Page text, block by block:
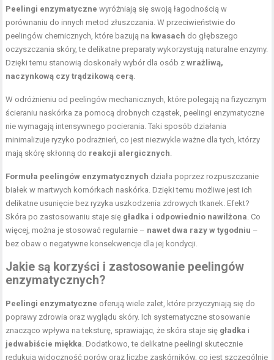
Peelingi enzymatyczne wyróżniają się swoją łagodnością w
porównaniu do innych metod złuszczania. W przeciwieństwie do
peelingów chemicznych, które bazują na kwasach do głębszego
oczyszczania skóry, te delikatne preparaty wykorzystują naturalne enzymy.
Dzięki temu stanowią doskonały wybór dla osób zwrażliwą,
naczynkową czy trądzikową cerą.
W odróżnieniu od peelingów mechanicznych, które polegają na fizycznym
ścieraniu naskórka za pomocą drobnych cząstek, peelingi enzymatyczne
nie wymagają intensywnego pocierania. Taki sposób działania
minimalizuje ryzyko podrażnień, co jest niezwykle ważne dla tych, którzy
mają skórę skłonną do reakcji alergicznych.
Formuła peelingów enzymatycznych działa poprzez rozpuszczanie
białek w martwych komórkach naskórka. Dzięki temu możliwe jest ich
delikatne usunięcie bez ryzyka uszkodzenia zdrowych tkanek. Efekt?
Skóra po zastosowaniu staje się gładka i odpowiednio nawilżona. Co
więcej, można je stosować regularnie – nawet dwa razy w tygodniu –
bez obaw o negatywne konsekwencje dla jej kondycji.
Jakie są korzyści i zastosowanie peelingów
enzymatycznych?
Peelingi enzymatyczne oferują wiele zalet, które przyczyniają się do
poprawy zdrowia oraz wyglądu skóry. Ich systematyczne stosowanie
znacząco wpływa na teksturę, sprawiając, że skóra staje się gładka i
jedwabiście miękka. Dodatkowo, te delikatne peelingi skutecznie
redukują widoczność porów oraz liczbę zaskórników, co jest szczególnie